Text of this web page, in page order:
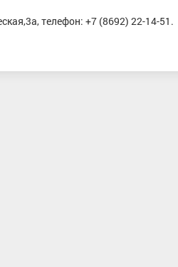
телефон: +7 (8692) 22-14-51.